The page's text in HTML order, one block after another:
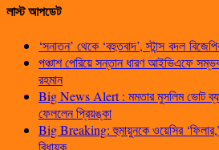
লাস্ট আপডেট
‘সনাতন’ থেকে ‘বহুতবাদ’, স্টান্স বদল
পঞ্চাশ পেরিয়ে সন্তান ধারণ আইভিএফে
রহমান
Big News Alert : মমতার মুসলিম ভোট
ফেললেন প্রিয়ঙ্কা
Big Breaking: হুমায়ুনকে ওয়েসির
বিধায়ক